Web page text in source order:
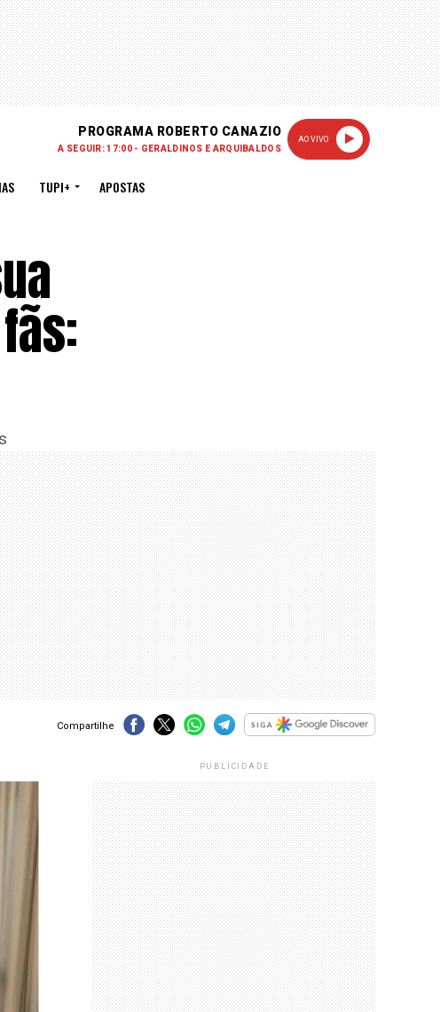
PROGRAMA ROBERTO CANAZIO
A SEGUIR: 17:00 - GERALDINOS E ARQUIBALDOS
AO VIVO
TUPI+ APOSTAS
Compartilhe
PUBLICIDADE